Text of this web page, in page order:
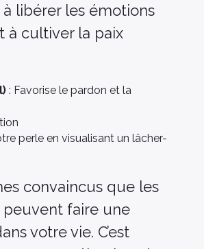
à libérer les émotions
à cultiver la paix
: Favorise le pardon et la
perle en visualisant un lâcher-
convaincus que les
peuvent faire une
votre vie. C’est